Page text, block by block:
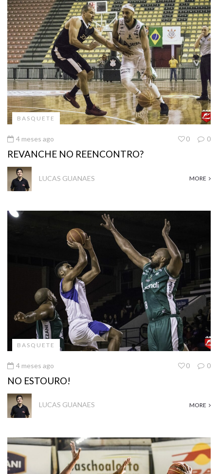
BASQUETE
4 meses ago 0
0
REVANCHE NO REENCONTRO?
LUCAS GUANAES MORE
BASQUETE
4 meses ago 0
0
NO ESTOURO!
LUCAS GUANAES MORE